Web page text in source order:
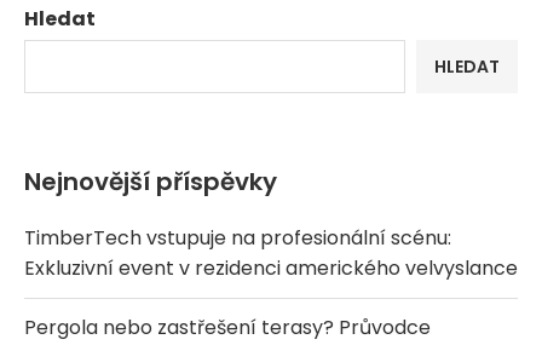
Hledat
HLEDAT
Nejnovější příspěvky
TimberTech vstupuje na profesionální scénu:
Exkluzivní event v rezidenci amerického velvyslance
Pergola nebo zastřešení terasy? Průvodce